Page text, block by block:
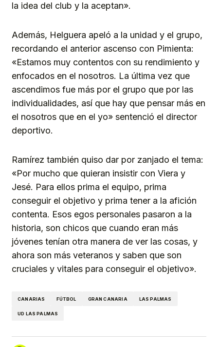
la idea del club y la aceptan».
Además, Helguera apeló a la unidad y el grupo,
recordando el anterior ascenso con Pimienta:
«Estamos muy contentos con su rendimiento y
enfocados en el nosotros. La última vez que
ascendimos fue más por el grupo que por las
individualidades, así que hay que pensar más en
el nosotros que en el yo» sentenció el director
deportivo.
Ramírez también quiso dar por zanjado el tema:
«Por mucho que quieran insistir con Viera y
Jesé. Para ellos prima el equipo, prima
conseguir el objetivo y prima tener a la afición
contenta. Esos egos personales pasaron a la
historia, son chicos que cuando eran más
jóvenes tenían otra manera de ver las cosas, y
ahora son más veteranos y saben que son
cruciales y vitales para conseguir el objetivo».
CANARIAS FÚTBOL GRAN CANARIA LAS PALMAS
UD LAS PALMAS